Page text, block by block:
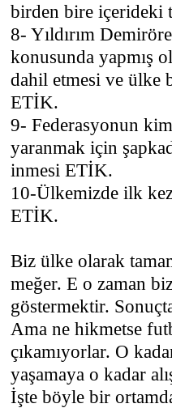
birden bire içerideki
8- Yıldırım
konusunda yapmış
dahil etmesi ve ülke
ETİK.
9- Federasyonun
yaranmak için
inmesi ETİK.
10-Ülkemizde ilk kez
ETİK.
Biz ülke olarak
meğer. E o zaman
göstermektir.
Ama ne hikmetse
çıkamıyorlar. O
yaşamaya o kadar
İşte böyle bir